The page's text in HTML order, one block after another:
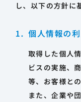
し、以下の方針に
個人情報の
取得した個人
ビスの実施、
等、お客様と
また、企業や